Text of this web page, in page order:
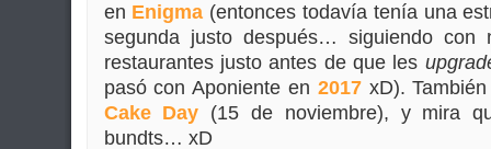
en Enigma (entonces todavía tenía una
segunda justo después… siguiendo con
restaurantes justo antes de que les
pasó con Aponiente en 2017xD).
Cake Day (15 de noviembre), y mira
bundts… xD